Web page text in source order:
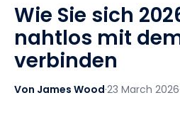
Wie Sie sich
nahtlos mit
verbinden
Von James Wood·23 March 2026